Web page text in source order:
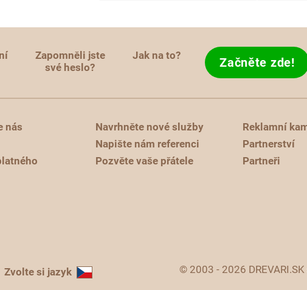
Zapomněli jste
své heslo?
Jak na to? Začněte zde!
nás
Navrhněte nové služby
Napište nám referenci
Pozvěte vaše přátele
Reklamní
Partnerství
Partneři
Zvolte si jazyk © 2003 - 2026 DREVARI.SK